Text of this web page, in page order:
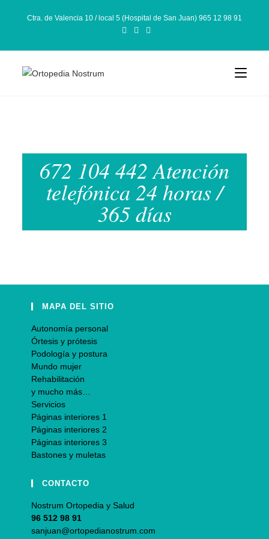
Ctra. de Valencia 10 / local 5 (Hospital de San Juan) 965 12 98 91
672 104 442 Atención
telefónica 24 horas /
365 días
MAPA DEL SITIO
Autonomía personal
Órtesis y prótesis
Podología y postura
Mundo mujer
Rehabilitación
y mucho más…
Servicios
Páginas interiores 1
Páginas interiores 2
Páginas interiores 3
Bastones y muletas
CONTACTO
Nostrum Ortopedia y Salud
96 512 98 91
sanjuan@ortopedianostrum.com